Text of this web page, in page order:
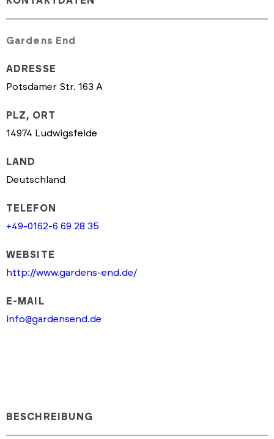
Gardens End
ADRESSE
Potsdamer Str. 163 A
PLZ, ORT
14974 Ludwigsfelde
LAND
Deutschland
TELEFON
+49-0162-6 69 28 35
WEBSITE
http://www.gardens-end.de/
E-MAIL
info@gardensend.de
BESCHREIBUNG